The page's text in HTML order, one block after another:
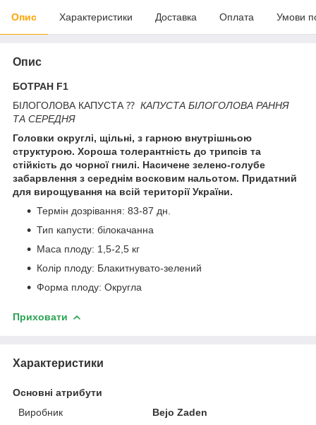
Опис Характеристики Доставка Оплата Умови
Опис
БОТРАН F1
БІЛОГОЛОВА КАПУСТА ⁇ КАПУСТА БІЛОГОЛОВА РАННЯ
ТА СЕРЕДНЯ
Головки округлі, щільні, з гарною внутрішньою
структурою. Хороша толерантність до трипсів та
стійкість до чорної гнилі. Насичене зелено-голубе
забарвлення з середнім восковим нальотом. Придатний
для вирощування на всій території України.
Термін дозрівання: 83-87 дн.
Тип капусти: білокачанна
Маса плоду: 1,5-2,5 кг
Колір плоду: Блакитнувато-зелений
Форма плоду: Округла
Приховати
Характеристики
Основні атрибути
Виробник
Bejo Zaden